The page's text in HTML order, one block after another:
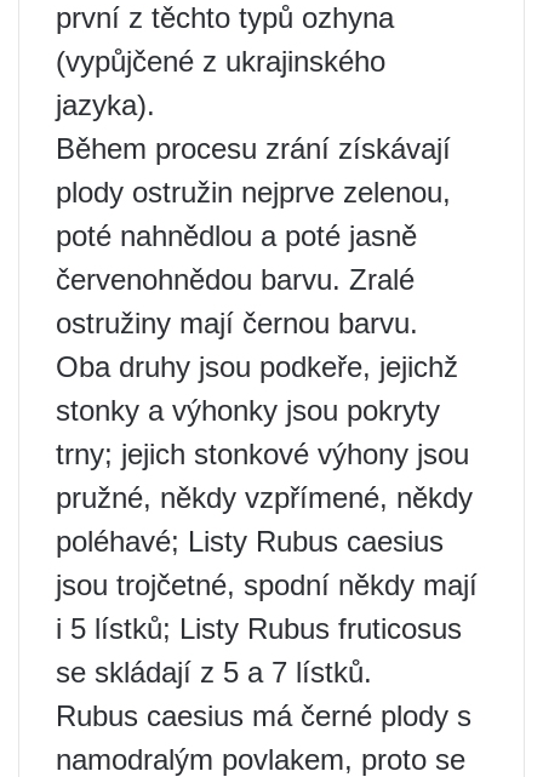
první z těchto typů ozhyna
(vypůjčené z ukrajinského
jazyka).
Během procesu zrání získávají
plody ostružin nejprve zelenou,
poté nahnědlou a poté jasně
červenohnědou barvu. Zralé
ostružiny mají černou barvu.
Oba druhy jsou podkeře, jejichž
stonky a výhonky jsou pokryty
trny; jejich stonkové výhony jsou
pružné, někdy vzpřímené, někdy
poléhavé; Listy Rubus caesius
jsou trojčetné, spodní někdy mají
i 5 lístků; Listy Rubus fruticosus
se skládají z 5 a 7 lístků.
Rubus caesius má černé plody s
namodralým povlakem, proto se